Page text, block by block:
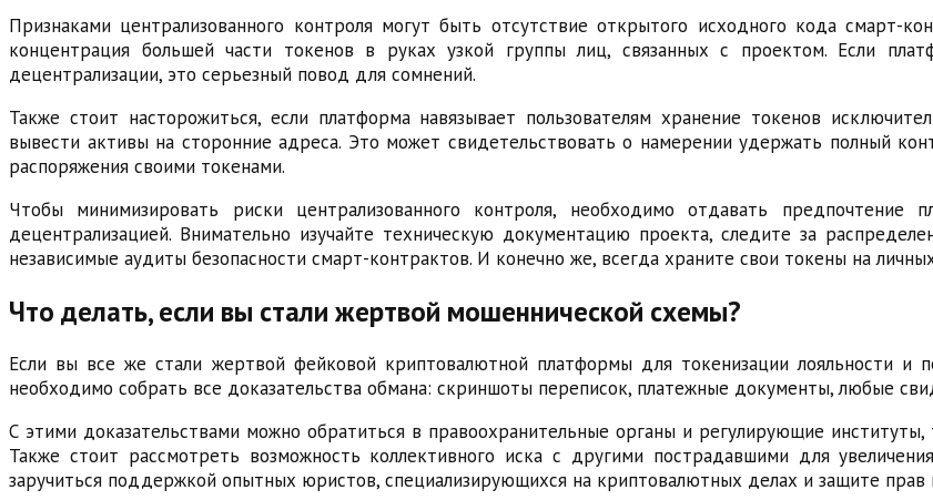
Признаками централизованного контроля могут быть отсутствие открытого исходного кода смарт-
концентрация большей части токенов в руках узкой группы лиц, связанных с проектом. Если
децентрализации, это серьезный повод для сомнений.
Также стоит насторожиться, если платформа навязывает пользователям хранение токенов
вывести активы на сторонние адреса. Это может свидетельствовать о намерении удержать полный
распоряжения своими токенами.
Чтобы минимизировать риски централизованного контроля, необходимо отдавать
децентрализацией. Внимательно изучайте техническую документацию проекта, следите за
независимые аудиты безопасности смарт-контрактов. И конечно же, всегда храните свои токены на
Что делать, если вы стали жертвой мошеннической схемы?
Если вы все же стали жертвой фейковой криптовалютной платформы для токенизации лояльности и
необходимо собрать все доказательства обмана: скриншоты переписок, платежные документы, любые
С этими доказательствами можно обратиться в правоохранительные органы и регулирующие
Также стоит рассмотреть возможность коллективного иска с другими пострадавшими для
заручиться поддержкой опытных юристов, специализирующихся на криптовалютных делах и защите прав